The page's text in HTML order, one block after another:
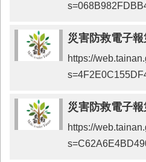
災害防救電子
https://
災害防救電子報
https://